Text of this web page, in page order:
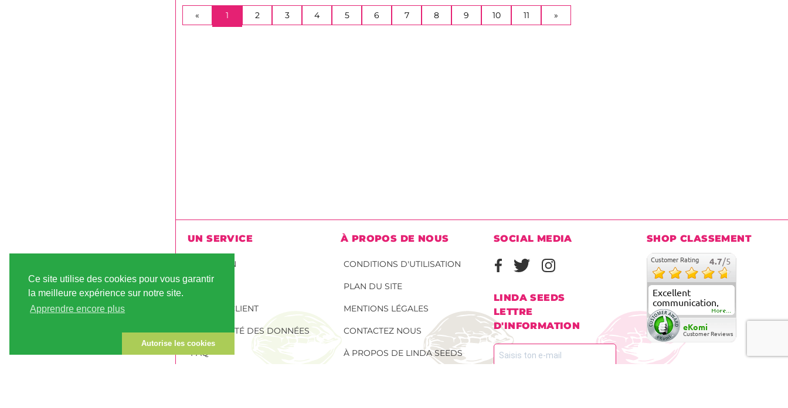
Ce site utilise des cookies pour vous garantir
la meilleure expérience sur notre site.
Apprendre encore plus
Autorise les cookies
« 1 (CURRENT)
2 3 4 5 6 7 8 9 10 11 »
UN SERVICE
LIVRAISON
COMPTE CLIENT
LA SÉCURITÉ DES DONNÉES
FAQ
À PROPOS DE NOUS
CONDITIONS D'UTILISATION
PLAN DU SITE
MENTIONS LÉGALES
CONTACTEZ NOUS
À PROPOS DE LINDA SEEDS
SOCIAL MEDIA
LINDA SEEDS
LETTRE
D'INFORMATION
SHOP CLASSEMENT
Customer Rating 4.7/5
Excellent
communication,
fast delivery and
super good
customer care
More...
eKomi
Customer Reviews